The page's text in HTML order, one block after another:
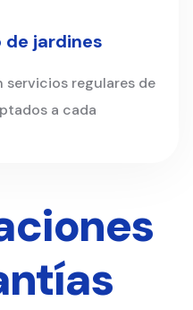
jardines
servicios regulares de
a cada